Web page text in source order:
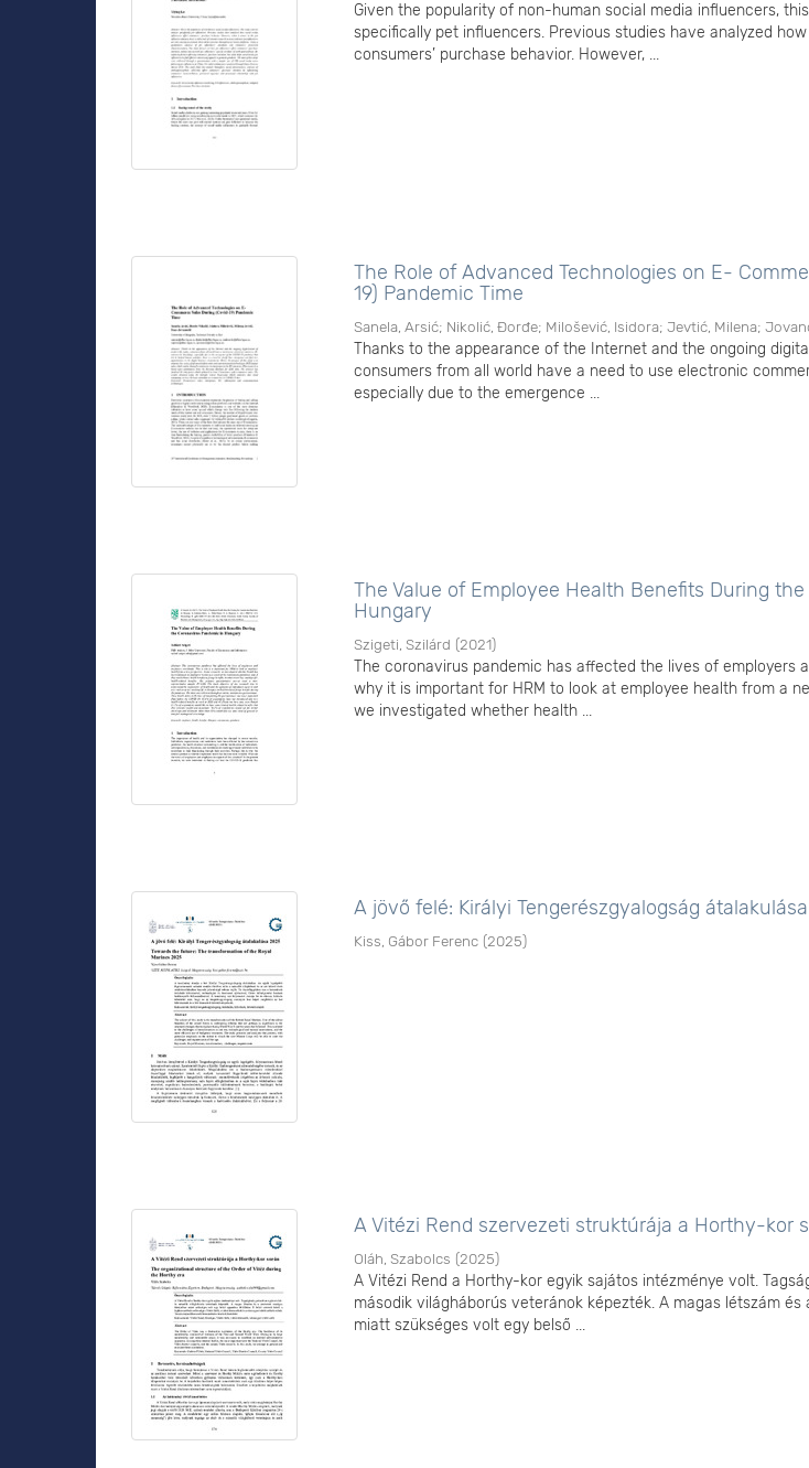
Given the popularity of non-human social media influencers,
specifically pet influencers. Previous studies have analyzed
consumers’ purchase behavior. However, ...
The Role of Advanced Technologies on E-
19) Pandemic Time
Sanela, Arsić; Nikolić, Đorđe; Milošević, Isidora;Jevtić, Milena;
Thanks to the appearance of the Internet and the ongoing
consumers from all world have a need to use electronic
especially due to the emergence ...
The Value of Employee Health Benefits During
Hungary
Szigeti, Szilárd (2021)
The coronavirus pandemic has affected the lives of employers
why it is important for HRM to look at employee health from a
we investigated whether health ...
A jövő felé: Királyi Tengerészgyalogság
Kiss, Gábor Ferenc (2025)
A Vitézi Rend szervezeti struktúrája a Horthy-kor
Oláh, Szabolcs (2025)
A Vitézi Rend a Horthy-kor egyik sajátos intézménye volt.
második világháborús veteránok képezték. A magas létszám
miatt szükséges volt egy belső ...